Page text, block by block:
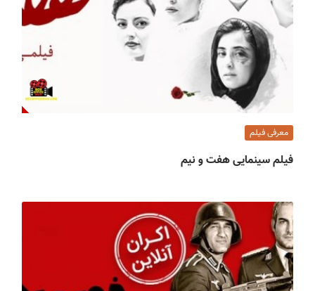
معرفی فیلم
فیلم سینمایی هفت و نیم